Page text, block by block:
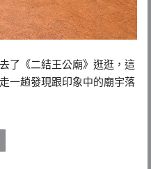
了《二結王公廟》逛逛，這
一趟發現跟印象中的廟宇落